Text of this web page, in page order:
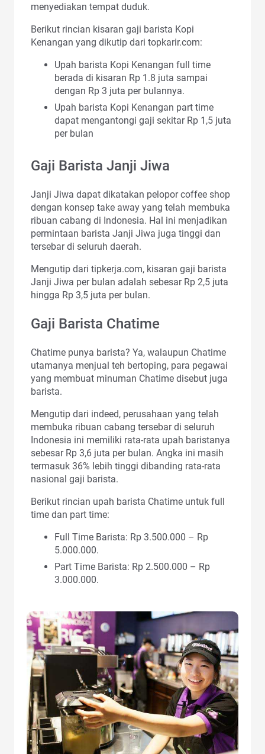
menyediakan tempat duduk.
Berikut rincian kisaran gaji barista Kopi
Kenangan yang dikutip dari topkarir.com:
Upah barista Kopi Kenangan full time
berada di kisaran Rp 1.8 juta sampai
dengan Rp 3 juta per bulannya.
Upah barista Kopi Kenangan part time
dapat mengantongi gaji sekitar Rp 1,5 juta
per bulan
Gaji Barista Janji Jiwa
Janji Jiwa dapat dikatakan pelopor coffee shop
dengan konsep take away yang telah membuka
ribuan cabang di Indonesia. Hal ini menjadikan
permintaan barista Janji Jiwa juga tinggi dan
tersebar di seluruh daerah.
Mengutip dari tipkerja.com, kisaran gaji barista
Janji Jiwa per bulan adalah sebesar Rp 2,5 juta
hingga Rp 3,5 juta per bulan.
Gaji Barista Chatime
Chatime punya barista? Ya, walaupun Chatime
utamanya menjual teh bertoping, para pegawai
yang membuat minuman Chatime disebut juga
barista.
Mengutip dari indeed, perusahaan yang telah
membuka ribuan cabang tersebar di seluruh
Indonesia ini memiliki rata-rata upah baristanya
sebesar Rp 3,6 juta per bulan. Angka ini masih
termasuk 36% lebih tinggi dibanding rata-rata
nasional gaji barista.
Berikut rincian upah barista Chatime untuk full
time dan part time:
Full Time Barista: Rp 3.500.000 – Rp
5.000.000.
Part Time Barista: Rp 2.500.000 – Rp
3.000.000.